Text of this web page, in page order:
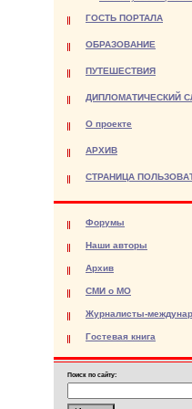
ГОСТЬ ПОРТАЛА
ОБРАЗОВАНИЕ
ПУТЕШЕСТВИЯ
ДИПЛОМАТИЧЕСКИЙ
О проекте
АРХИВ
СТРАНИЦА
Форумы
Наши авторы
Архив
СМИ о МО
Журналисты-
Гостевая книга
Поиск по сайту: